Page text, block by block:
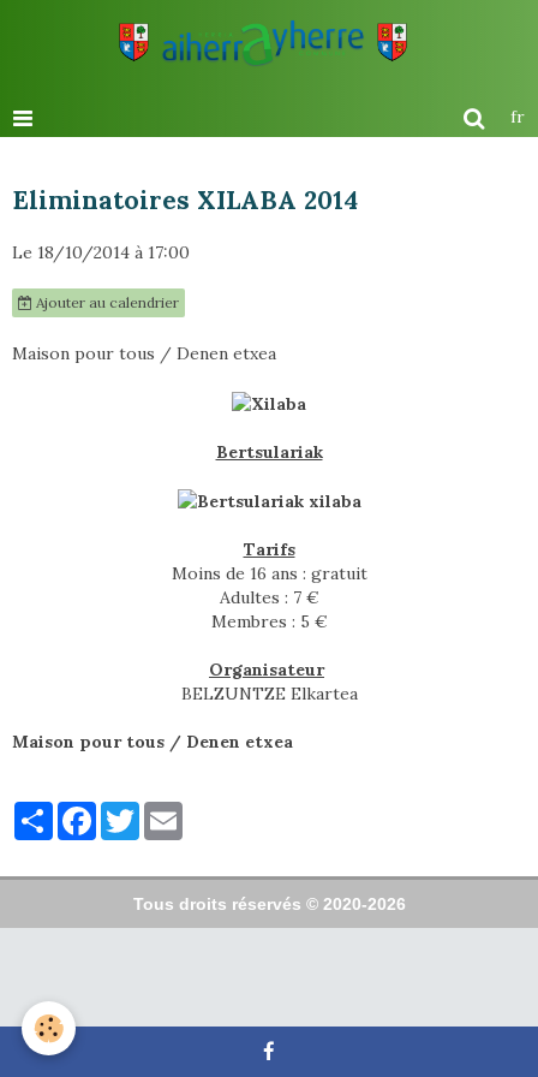
fr
Eliminatoires XILABA 2014
Le 18/10/2014 à 17:00
Ajouter au calendrier
Maison pour tous / Denen etxea
Bertsulariak
Tarifs
Moins de 16 ans : gratuit
Adultes : 7 €
Membres : 5 €
Organisateur
BELZUNTZE Elkartea
Maison pour tous / Denen etxea
PartagerFacebook
Twitter
Tous droits réservés © 2020-2026